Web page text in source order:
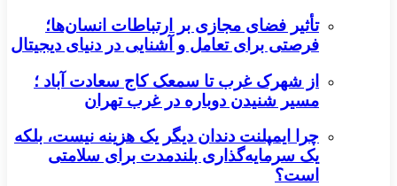
تأثیر فضای مجازی بر ارتباطات انسان‌ها؛
فرصتی برای تعامل و آشنایی در دنیای دیجیتال
از شهرک غرب تا سمعک کاج سعادت آباد ؛
مسیر شنیدن دوباره در غرب تهران
چرا ایمپلنت دندان دیگر یک هزینه نیست، بلکه
یک سرمایه‌گذاری بلندمدت برای سلامتی
است؟